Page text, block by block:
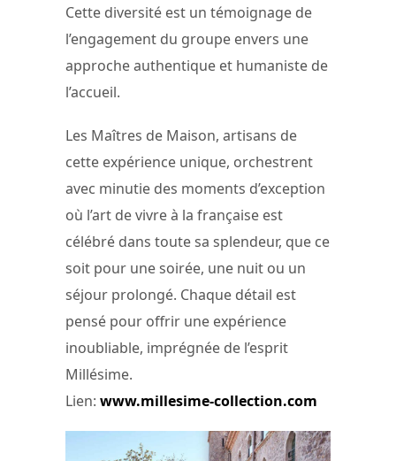
Cette diversité est un témoignage de
l’engagement du groupe envers une
approche authentique et humaniste de
l’accueil.
Les Maîtres de Maison, artisans de
cette expérience unique, orchestrent
avec minutie des moments d’exception
où l’art de vivre à la française est
célébré dans toute sa splendeur, que ce
soit pour une soirée, une nuit ou un
séjour prolongé. Chaque détail est
pensé pour offrir une expérience
inoubliable, imprégnée de l’esprit
Millésime.
Lien: www.millesime-collection.com